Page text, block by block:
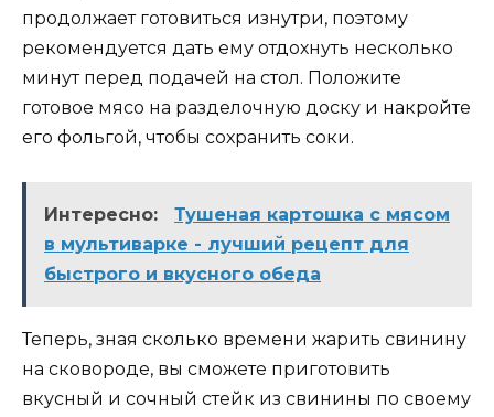
продолжает готовиться изнутри, поэтому
рекомендуется дать ему отдохнуть несколько
минут перед подачей на стол. Положите
готовое мясо на разделочную доску и накройте
его фольгой, чтобы сохранить соки.
Интересно:
Тушеная картошка с мясом
в мультиварке - лучший рецепт для
быстрого и вкусного обеда
Теперь, зная сколько времени жарить свинину
на сковороде, вы сможете приготовить
вкусный и сочный стейк из свинины по своему